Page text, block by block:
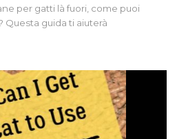
per gatti là fuori, come puoi
Questa guida ti aiuterà